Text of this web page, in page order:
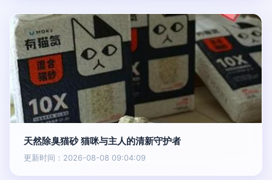
天然除臭猫砂 猫咪与主人的清新守护者
更新时间：2026-08-08 09:04:09